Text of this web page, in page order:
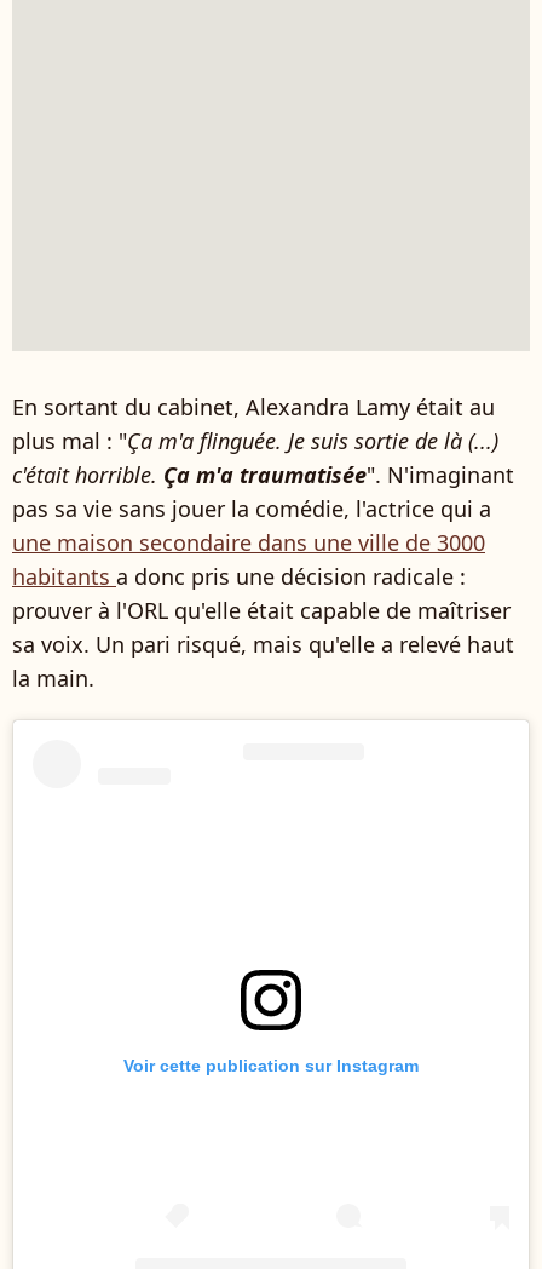
En sortant du cabinet, Alexandra Lamy était au
plus mal : "Ça m'a flinguée. Je suis sortie de là (...)
c'était horrible. Ça m'a traumatisée". N'imaginant
pas sa vie sans jouer la comédie, l'actrice qui a
une maison secondaire dans une ville de 3000
habitants a donc pris une décision radicale :
prouver à l'ORL qu'elle était capable de maîtriser
sa voix. Un pari risqué, mais qu'elle a relevé haut
la main.
Voir cette publication sur Instagram